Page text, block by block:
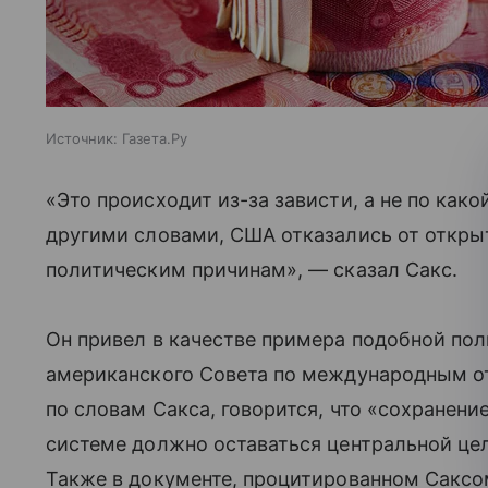
Источник: Газета.Ру
«Это происходит из-за зависти, а не по
другими словами, США отказались от
политическим причинам», — сказал Сакс.
Он привел в качестве примера подобной
американского Совета по международным
по словам Сакса, говорится, что
системе должно оставаться центральной
Также в документе, процитированном